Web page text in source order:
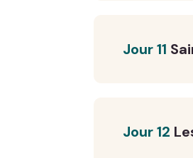
Jour 11
Jour 12